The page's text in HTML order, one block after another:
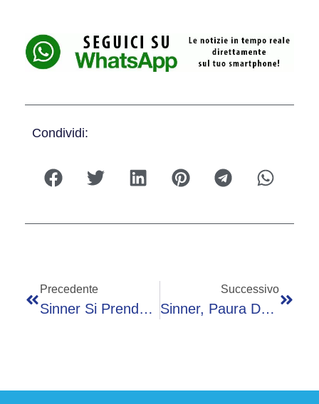
Condividi:
Precedente
Sinner Si Prende La Semifinale Di Wimbledon E… Ripensa Al Roland Garros: “Spero Non Succeda Più”
Successivo
Sinner, Paura Del Caldo A Wimbledon? “Spero Non Accada Come A Parigi…”